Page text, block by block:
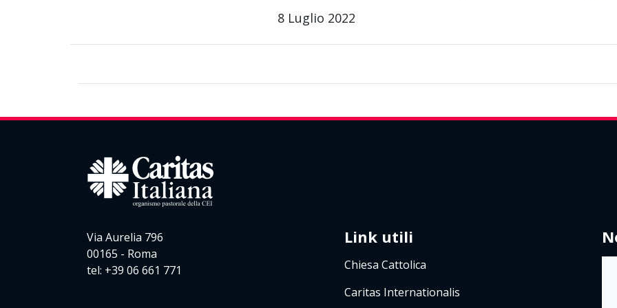
8 Luglio 2022
Via Aurelia 796
00165 - Roma
tel: +39 06 661 771
Link utili
Chiesa Cattolica
Caritas Internationalis